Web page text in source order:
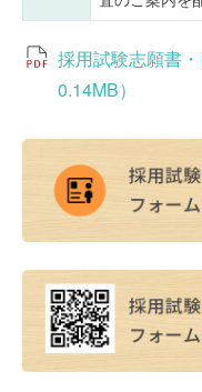
採用試験志願書
0.14MB）